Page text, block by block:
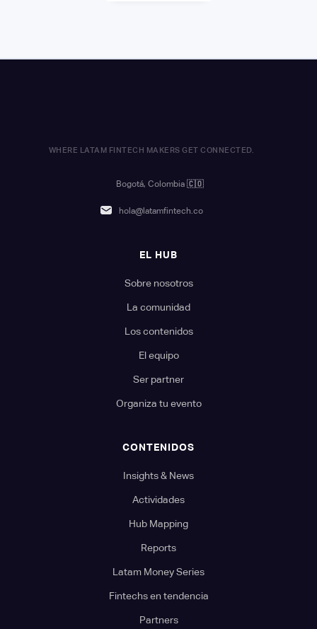
WHERE LATAM FINTECH MAKERS GET CONNECTED.
Bogotá, Colombia 🇨🇴
hola@latamfintech.co
EL HUB
Sobre nosotros
La comunidad
Los contenidos
El equipo
Ser partner
Organiza tu evento
CONTENIDOS
Insights & News
Actividades
Hub Mapping
Reports
Latam Money Series
Fintechs en tendencia
Partners